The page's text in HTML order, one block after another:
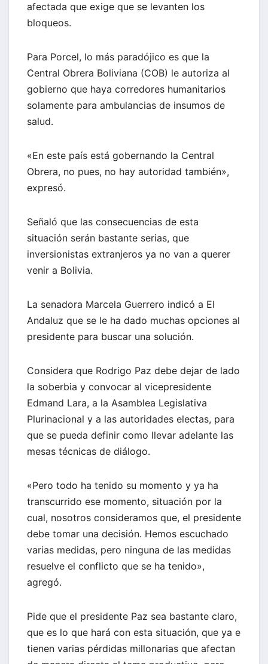
afectada que exige que se levanten los
bloqueos.
Para Porcel, lo más paradójico es que la
Central Obrera Boliviana (COB) le autoriza al
gobierno que haya corredores humanitarios
solamente para ambulancias de insumos de
salud.
«En este país está gobernando la Central
Obrera, no pues, no hay autoridad también»,
expresó.
Señaló que las consecuencias de esta
situación serán bastante serias, que
inversionistas extranjeros ya no van a querer
venir a Bolivia.
La senadora Marcela Guerrero indicó a El
Andaluz que se le ha dado muchas opciones al
presidente para buscar una solución.
Considera que Rodrigo Paz debe dejar de lado
la soberbia y convocar al vicepresidente
Edmand Lara, a la Asamblea Legislativa
Plurinacional y a las autoridades electas, para
que se pueda definir como llevar adelante las
mesas técnicas de diálogo.
«Pero todo ha tenido su momento y ya ha
transcurrido ese momento, situación por la
cual, nosotros consideramos que, el presidente
debe tomar una decisión. Hemos escuchado
varias medidas, pero ninguna de las medidas
resuelve el conflicto que se ha tenido»,
agregó.
Pide que el presidente Paz sea bastante claro,
que es lo que hará con esta situación, que ya e
tienen varias pérdidas millonarias que afectan